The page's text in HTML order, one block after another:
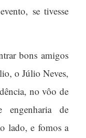
se tivesse
bons amigos
o Júlio Neves,
no vôo de
de
lado, e fomos a